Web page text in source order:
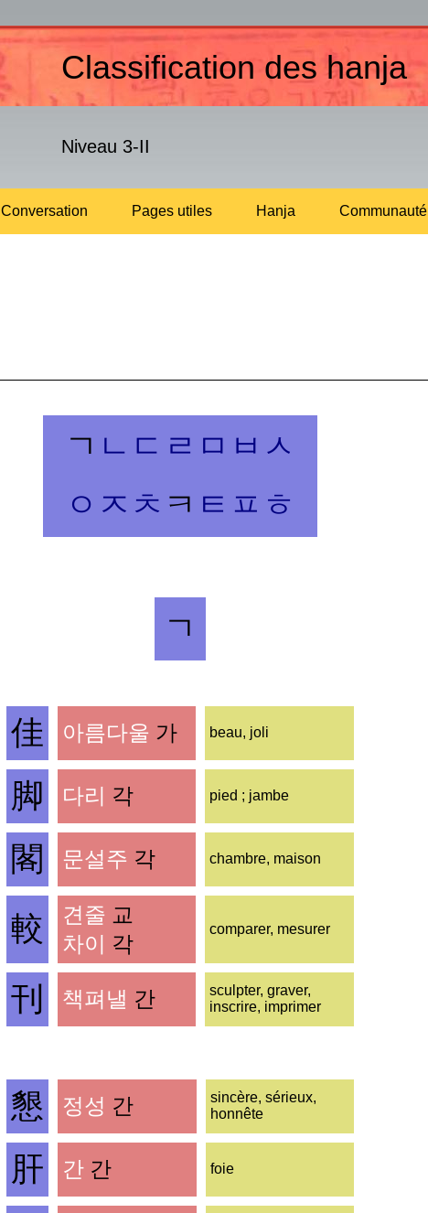
Classification des hanja
Niveau 3-II
Conversation Pages utiles Hanja Communauté
ㄱ ㄴㄷㄹ ㅁㅂ ㅅ
ㅇ ㅈ ㅊ ㅋ ㅌ ㅍㅎ
ㄱ
佳 아름다울 가 beau, joli
脚 다리 각 pied ; jambe
閣 문설주 각 chambre, maison
較 견줄 교
차이
각
comparer, mesurer
刊 책펴낼 간
sculpter, graver,
inscrire, imprimer
懇 정성 간
sincère, sérieux,
honnête
肝 간간 foie